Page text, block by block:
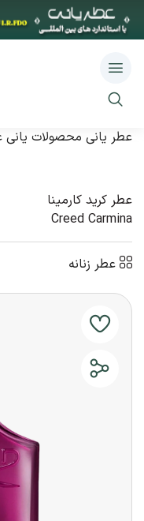
عطر یانی محصولات یانی
عطر کرید کارمینا
Creed Carmina
عطر زنانه